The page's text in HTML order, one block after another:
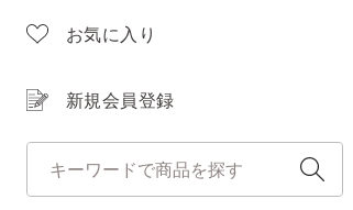
お気に入り
新規会員登録